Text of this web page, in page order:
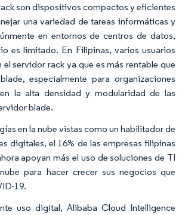
son dispositivos compactos y eficientes
una variedad de tareas informáticas y
en entornos de centros de datos,
es limitado. En Filipinas, varios usuarios
el servidor rack ya que es más rentable que
especialmente para organizaciones
la alta densidad y modularidad de las
blade.
en la nube vistas como un habilitador de
digitales, el 16% de las empresas filipinas
apoyan más el uso de soluciones de TI
para hacer crecer sus negocios que
19.
uso digital, Alibaba Cloud Intelligence